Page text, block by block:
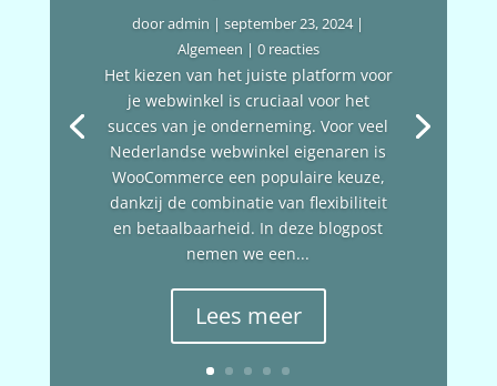
dooradmin |september 23, 2024|
Algemeen | 0 reacties
Het kiezen van het juiste platform voor
je webwinkel is cruciaal voor het
succes van je onderneming. Voor veel
Nederlandse webwinkel eigenaren is
WooCommerce een populaire keuze,
dankzij de combinatie van flexibiliteit
en betaalbaarheid. In deze blogpost
nemen we een...
Lees meer